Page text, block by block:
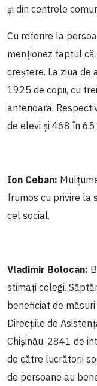
și din centrele
Cu referire la
menționez faptul
creștere. La ziua de
1925 de copii, cu
anterioară.
de elevi și 468 în
Ion Ceban:
frumos cu privire la
cel social.
Vladimir Bolocan:
stimați colegi.
beneficiat de
Direcțiile de
Chișinău. 2841 de
de către lucrătorii
de persoane au